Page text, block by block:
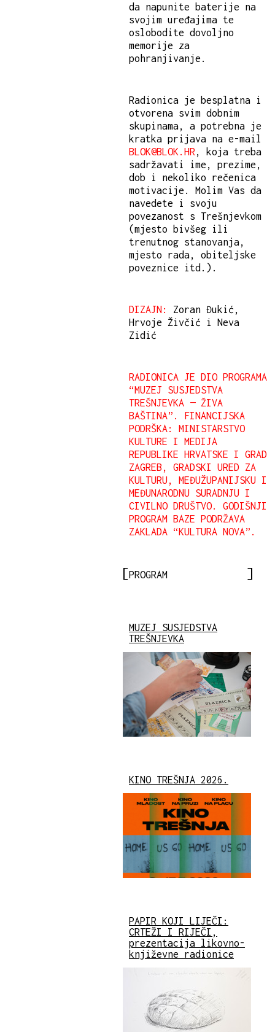
da napunite baterije na
svojim uređajima te
oslobodite dovoljno
memorije za
pohranjivanje.
Radionica je besplatna i
otvorena svim dobnim
skupinama, a potrebna je
kratka prijava na e-mail
BLOK@BLOK.HR , koja treba
sadržavati ime, prezime,
dob i nekoliko rečenica
motivacije. Molim Vas da
navedete i svoju
povezanost s Trešnjevkom
(mjesto bivšeg ili
trenutnog stanovanja,
mjesto rada, obiteljske
poveznice itd.).
DIZAJN:
Zoran Đukić,
Hrvoje Živčić i Neva
Zidić
RADIONICA JE DIO PROGRAMA
“MUZEJ SUSJEDSTVA
TREŠNJEVKA — ŽIVA
BAŠTINA”. FINANCIJSKA
PODRŠKA: MINISTARSTVO
KULTURE I MEDIJA
REPUBLIKE HRVATSKE I GRAD
ZAGREB, GRADSKI URED ZA
KULTURU, MEĐUŽUPANIJSKU I
MEĐUNARODNU SURADNJU I
CIVILNO DRUŠTVO. GODIŠNJI
PROGRAM BAZE PODRŽAVA
ZAKLADA “KULTURA NOVA”.
PROGRAM
MUZEJ SUSJEDSTVA
TREŠNJEVKA
KINO TREŠNJA 2026.
PAPIR KOJI LIJEČI:
CRTEŽI I RIJEČI,
prezentacija likovno-
književne radionice